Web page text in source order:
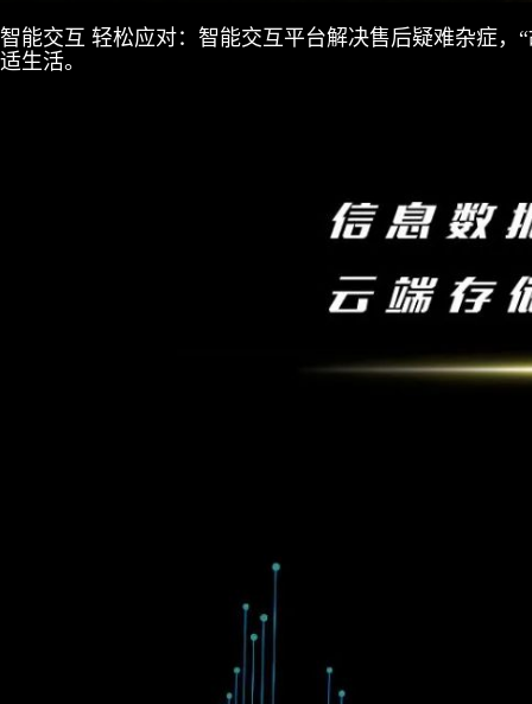
智能交互 轻松应对：智能交互平台解决售后疑难杂症
适生活。